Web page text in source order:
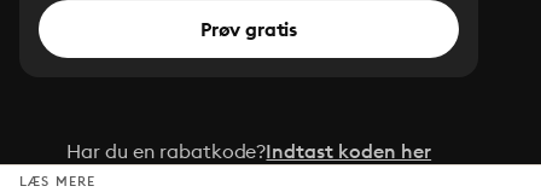
Prøv gratis
Har du en rabatkode?Indtast koden her
LÆS MERE